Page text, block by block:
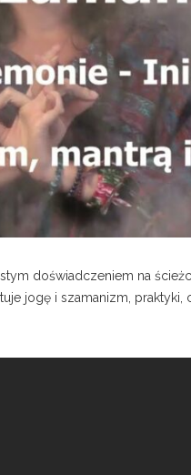
doświadczeniem na
jogę i szamanizm, praktyki,